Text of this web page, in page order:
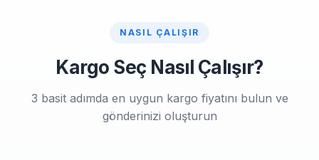
NASIL ÇALIŞIR
Kargo Seç Nasıl Çalışır?
3 basit adımda en uygun kargo fiyatını bulun ve
gönderinizi oluşturun